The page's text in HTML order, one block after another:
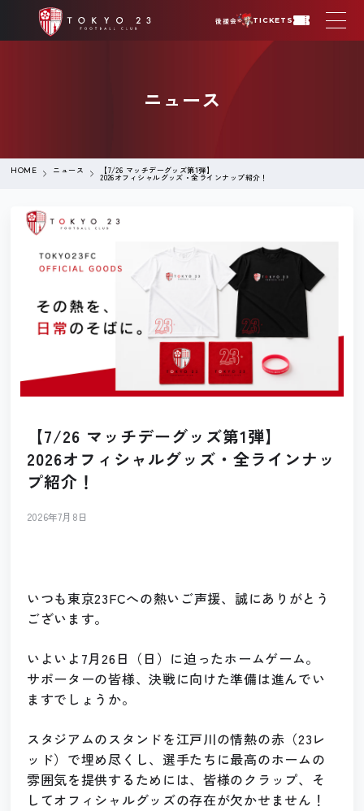
後援会 TICKETS
ニュース
HOME ニュース 【7/26 マッチデーグッズ第1弾】
2026オフィシャルグッズ・全ラインナップ紹介！
【7/26 マッチデーグッズ第1弾】
2026オフィシャルグッズ・全ラインナッ
プ紹介！
2026年7月8日
いつも東京23FCへの熱いご声援、誠にありがとう
ございます。
いよいよ7月26日（日）に迫ったホームゲーム。
サポーターの皆様、決戦に向けた準備は進んでい
ますでしょうか。
スタジアムのスタンドを江戸川の情熱の赤（23レ
ッド）で埋め尽くし、選手たちに最高のホームの
雰囲気を提供するためには、皆様のクラップ、そ
してオフィシャルグッズの存在が欠かせません！